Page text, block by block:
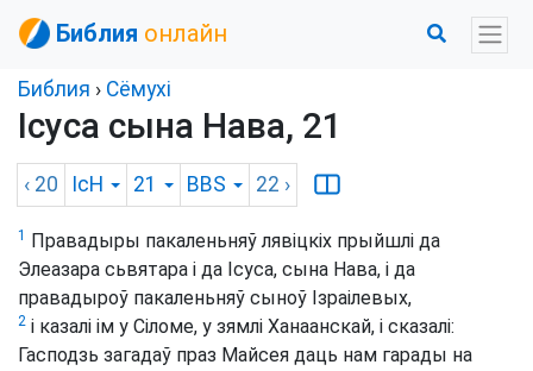
Библия онлайн
Библия › Сёмухі
Ісуса сына Нава, 21
‹ 20 ІсН 21 BBS 22 ›
1
Правадыры пакаленьняў лявіцкіх прыйшлі да
Элеазара сьвятара і да Ісуса, сына Нава, і да
правадыроў пакаленьняў сыноў Ізраілевых,
2 і казалі ім у Сіломе, у зямлі Ханаанскай, і сказалі:
Гасподзь загадаў праз Майсея даць нам гарады на